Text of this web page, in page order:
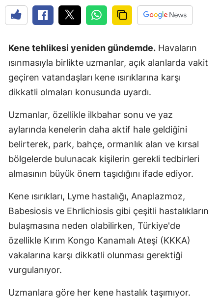
Kene tehlikesi yeniden gündemde. Havaların
ısınmasıyla birlikte uzmanlar, açık alanlarda vakit
geçiren vatandaşları kene ısırıklarına karşı
dikkatli olmaları konusunda uyardı.
Uzmanlar, özellikle ilkbahar sonu ve yaz
aylarında kenelerin daha aktif hale geldiğini
belirterek, park, bahçe, ormanlık alan ve kırsal
bölgelerde bulunacak kişilerin gerekli tedbirleri
almasının büyük önem taşıdığını ifade ediyor.
Kene ısırıkları, Lyme hastalığı, Anaplazmoz,
Babesiosis ve Ehrlichiosis gibi çeşitli hastalıkların
bulaşmasına neden olabilirken, Türkiye'de
özellikle Kırım Kongo Kanamalı Ateşi (KKKA)
vakalarına karşı dikkatli olunması gerektiği
vurgulanıyor.
Uzmanlara göre her kene hastalık taşımıyor.